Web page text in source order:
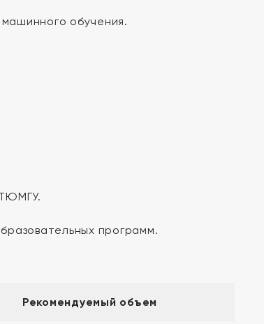
обучения.
программ.
Рекомендуемый объем